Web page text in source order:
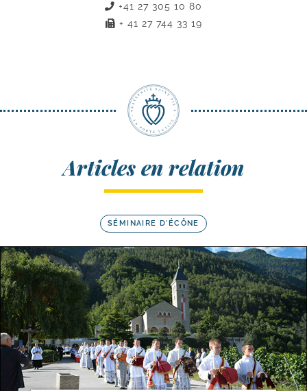
+41 27 305 10 80
+ 41 27 744 33 19
Articles en relation
SÉMINAIRE D'ÉCÔNE